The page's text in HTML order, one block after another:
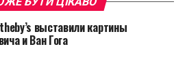
выставили картины
и Ван Гога